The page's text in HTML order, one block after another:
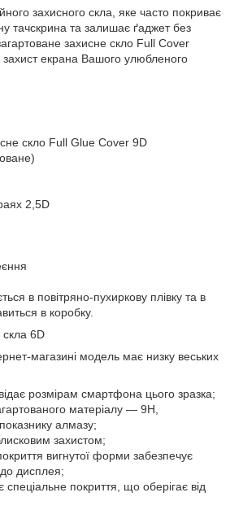
захисного скла, яке часто покриває
тачскрина та залишає ґаджет без
захисне скло Full Cover
захист екрана Вашого улюбленого
скло Full Glue Cover 9D
2,5D
в повітряно-пухиркову плівку та в
в коробку.
скла 6D
магазині модель має низку веських
розмірам смартфона цього зразка;
матеріалу — 9H,
алмазу;
захистом;
вигнутої форми забезпечує
дисплея;
покриття, що оберігає від